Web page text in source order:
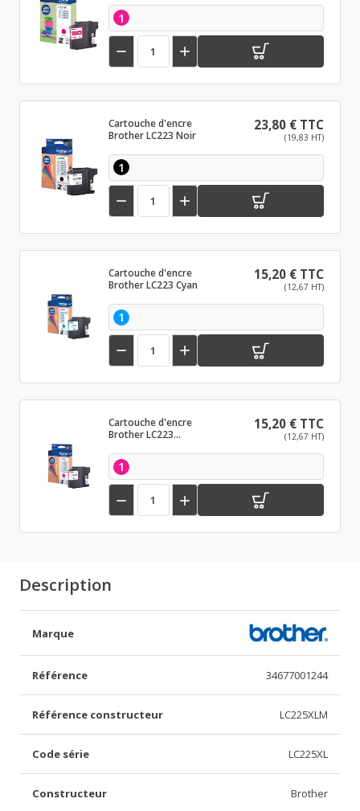
1
 
Cartouche d'encre
Brother LC223 Noir
23,80 € TTC
(19,83 HT)
1
 
Cartouche d'encre
Brother LC223 Cyan
15,20 € TTC
(12,67 HT)
1
 
Cartouche d'encre
Brother LC223
15,20 € TTC
(12,67 HT)
1
 
Description
Marque
Référence 34677001244
Référence constructeur LC225XLM
Code série LC225XL
Constructeur Brother